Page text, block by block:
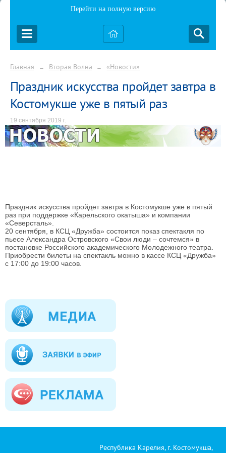
Перейти на полную версию
Главная → Вторая Волна → «Новости»
Праздник искусства пройдет завтра в
Костомукше уже в пятый раз
19 сентября 2019 г.
Праздник искусства пройдет завтра в Костомукше уже в пятый
раз при поддержке «Карельского окатыша» и компании
«Северсталь».
20 сентября, в КСЦ «Дружба» состоится показ спектакля по
пьесе Александра Островского «Свои люди – сочтемся» в
постановке Российского академического Молодежного театра.
Приобрести билеты на спектакль можно в кассе КСЦ «Дружба»
с 17:00 до 19:00 часов.
Республика Карелия, г. Костомукша,